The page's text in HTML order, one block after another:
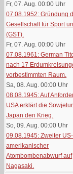
Fr, 07. Aug. 00:00 Uhr
07.08.1952: Gründung
Gesellschaft für Sport
(GST).
Fr, 07. Aug. 00:00 Uhr
07.08.1961: German
nach 17
vorbestimmten Raum.
Sa, 08. Aug. 00:00 Uhr
08.08.1945: Auf
USA erklärt die
Japan den Krieg.
So, 09. Aug. 00:00 Uhr
09.08.1945: Zweiter US-
amerikanischer
Atombombenabwurf auf
Nagasaki.